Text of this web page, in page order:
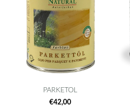
PARKETOL
€42,00